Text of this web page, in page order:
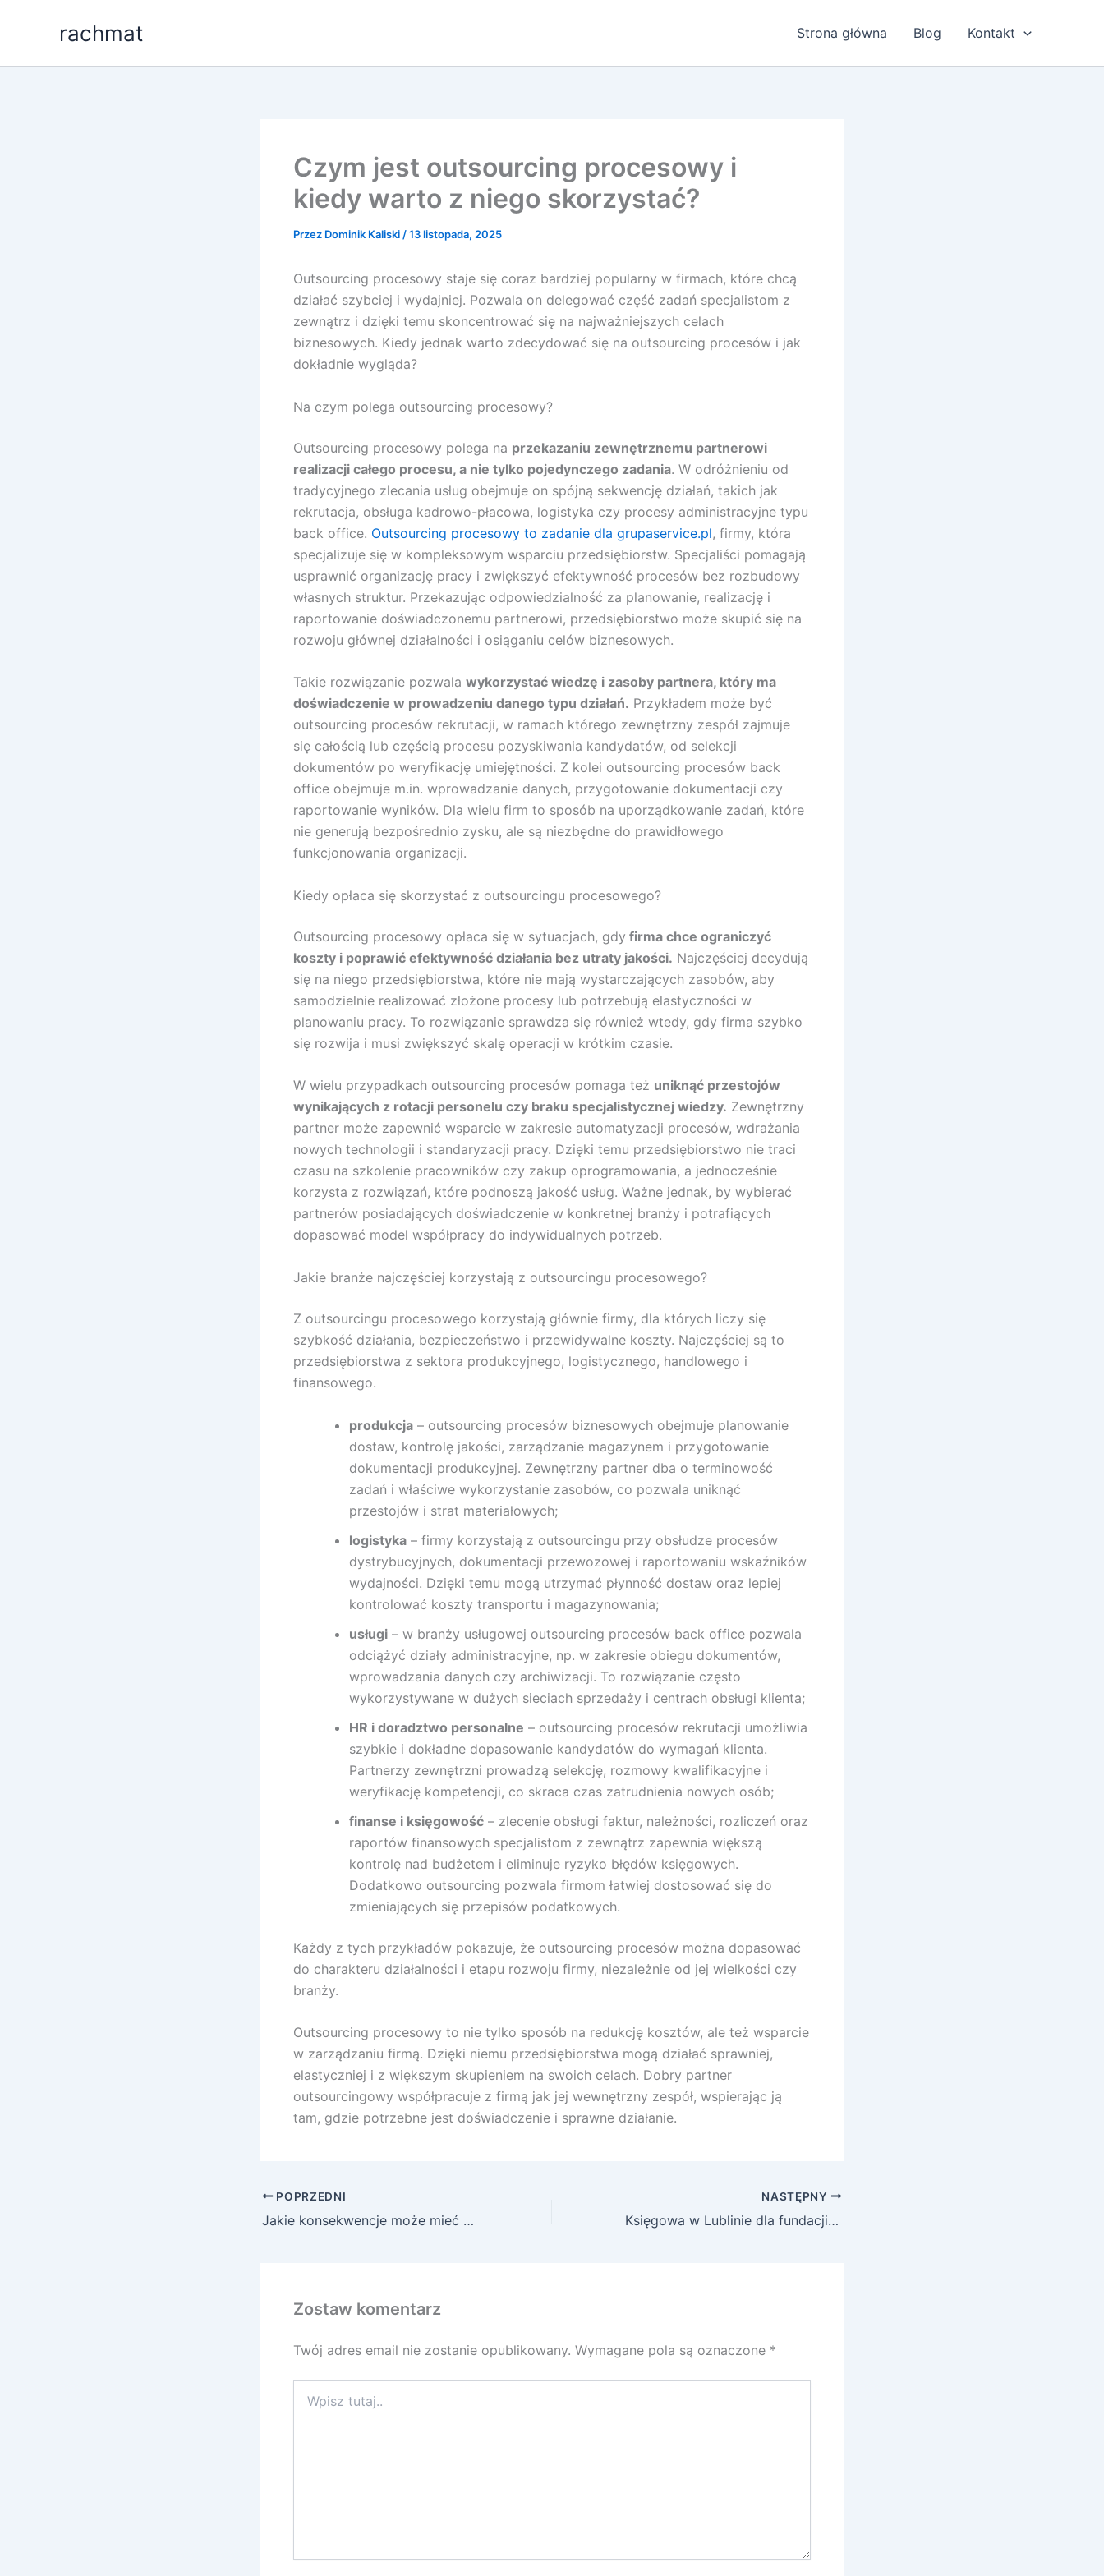
rachmat Strona główna Blog Kontakt
Czym jest outsourcing procesowy i
kiedy warto z niego skorzystać?
Przez Dominik Kaliski /13 listopada, 2025
Outsourcing procesowy staje się coraz bardziej popularny w firmach, które chcą
działać szybciej i wydajniej. Pozwala on delegować część zadań specjalistom z
zewnątrz i dzięki temu skoncentrować się na najważniejszych celach
biznesowych. Kiedy jednak warto zdecydować się na outsourcing procesów i jak
dokładnie wygląda?
Na czym polega outsourcing procesowy?
Outsourcing procesowy polega na przekazaniu zewnętrznemu partnerowi
realizacji całego procesu, a nie tylko pojedynczego zadania. W odróżnieniu od
tradycyjnego zlecania usług obejmuje on spójną sekwencję działań, takich jak
rekrutacja, obsługa kadrowo-płacowa, logistyka czy procesy administracyjne typu
back office. Outsourcing procesowy to zadanie dla grupaservice.pl, firmy, która
specjalizuje się w kompleksowym wsparciu przedsiębiorstw. Specjaliści pomagają
usprawnić organizację pracy i zwiększyć efektywność procesów bez rozbudowy
własnych struktur. Przekazując odpowiedzialność za planowanie, realizację i
raportowanie doświadczonemu partnerowi, przedsiębiorstwo może skupić się na
rozwoju głównej działalności i osiąganiu celów biznesowych.
Takie rozwiązanie pozwala wykorzystać wiedzę i zasoby partnera, który ma
doświadczenie w prowadzeniu danego typu działań. Przykładem może być
outsourcing procesów rekrutacji, w ramach którego zewnętrzny zespół zajmuje
się całością lub częścią procesu pozyskiwania kandydatów, od selekcji
dokumentów po weryfikację umiejętności. Z kolei outsourcing procesów back
office obejmuje m.in. wprowadzanie danych, przygotowanie dokumentacji czy
raportowanie wyników. Dla wielu firm to sposób na uporządkowanie zadań, które
nie generują bezpośrednio zysku, ale są niezbędne do prawidłowego
funkcjonowania organizacji.
Kiedy opłaca się skorzystać z outsourcingu procesowego?
Outsourcing procesowy opłaca się w sytuacjach, gdy firma chce ograniczyć
koszty i poprawić efektywność działania bez utraty jakości. Najczęściej decydują
się na niego przedsiębiorstwa, które nie mają wystarczających zasobów, aby
samodzielnie realizować złożone procesy lub potrzebują elastyczności w
planowaniu pracy. To rozwiązanie sprawdza się również wtedy, gdy firma szybko
się rozwija i musi zwiększyć skalę operacji w krótkim czasie.
W wielu przypadkach outsourcing procesów pomaga też uniknąć przestojów
wynikających z rotacji personelu czy braku specjalistycznej wiedzy. Zewnętrzny
partner może zapewnić wsparcie w zakresie automatyzacji procesów, wdrażania
nowych technologii i standaryzacji pracy. Dzięki temu przedsiębiorstwo nie traci
czasu na szkolenie pracowników czy zakup oprogramowania, a jednocześnie
korzysta z rozwiązań, które podnoszą jakość usług. Ważne jednak, by wybierać
partnerów posiadających doświadczenie w konkretnej branży i potrafiących
dopasować model współpracy do indywidualnych potrzeb.
Jakie branże najczęściej korzystają z outsourcingu procesowego?
Z outsourcingu procesowego korzystają głównie firmy, dla których liczy się
szybkość działania, bezpieczeństwo i przewidywalne koszty. Najczęściej są to
przedsiębiorstwa z sektora produkcyjnego, logistycznego, handlowego i
finansowego.
produkcja – outsourcing procesów biznesowych obejmuje planowanie
dostaw, kontrolę jakości, zarządzanie magazynem i przygotowanie
dokumentacji produkcyjnej. Zewnętrzny partner dba o terminowość
zadań i właściwe wykorzystanie zasobów, co pozwala uniknąć
przestojów i strat materiałowych;
logistyka – firmy korzystają z outsourcingu przy obsłudze procesów
dystrybucyjnych, dokumentacji przewozowej i raportowaniu wskaźników
wydajności. Dzięki temu mogą utrzymać płynność dostaw oraz lepiej
kontrolować koszty transportu i magazynowania;
usługi – w branży usługowej outsourcing procesów back office pozwala
odciążyć działy administracyjne, np. w zakresie obiegu dokumentów,
wprowadzania danych czy archiwizacji. To rozwiązanie często
wykorzystywane w dużych sieciach sprzedaży i centrach obsługi klienta;
HR i doradztwo personalne – outsourcing procesów rekrutacji umożliwia
szybkie i dokładne dopasowanie kandydatów do wymagań klienta.
Partnerzy zewnętrzni prowadzą selekcję, rozmowy kwalifikacyjne i
weryfikację kompetencji, co skraca czas zatrudnienia nowych osób;
finanse i księgowość – zlecenie obsługi faktur, należności, rozliczeń oraz
raportów finansowych specjalistom z zewnątrz zapewnia większą
kontrolę nad budżetem i eliminuje ryzyko błędów księgowych.
Dodatkowo outsourcing pozwala firmom łatwiej dostosować się do
zmieniających się przepisów podatkowych.
Każdy z tych przykładów pokazuje, że outsourcing procesów można dopasować
do charakteru działalności i etapu rozwoju firmy, niezależnie od jej wielkości czy
branży.
Outsourcing procesowy to nie tylko sposób na redukcję kosztów, ale też wsparcie
w zarządzaniu firmą. Dzięki niemu przedsiębiorstwa mogą działać sprawniej,
elastyczniej i z większym skupieniem na swoich celach. Dobry partner
outsourcingowy współpracuje z firmą jak jej wewnętrzny zespół, wspierając ją
tam, gdzie potrzebne jest doświadczenie i sprawne działanie.
POPRZEDNI
Jakie konsekwencje może mieć złożenie oświadczenia o SKD?
NASTĘPNY
Księgowa w Lublinie dla fundacji i stowarzyszeń — na co zwrócić uwagę
Zostaw komentarz
Twój adres email nie zostanie opublikowany. Wymagane pola są oznaczone *
tutaj..